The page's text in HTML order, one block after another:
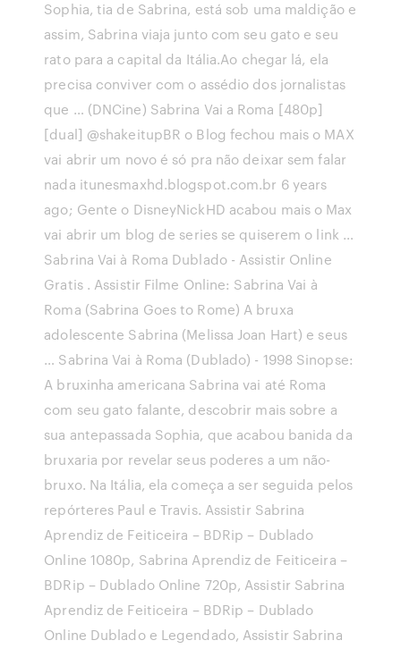
Sophia, tia de Sabrina, está sob uma maldição e
assim, Sabrina viaja junto com seu gato e seu
rato para a capital da Itália.Ao chegar lá, ela
precisa conviver com o assédio dos jornalistas
que … (DNCine) Sabrina Vai a Roma [480p]
[dual] @shakeitupBR o Blog fechou mais o MAX
vai abrir um novo é só pra não deixar sem falar
nada itunesmaxhd.blogspot.com.br 6 years
ago; Gente o DisneyNickHD acabou mais o Max
vai abrir um blog de series se quiserem o link …
Sabrina Vai à Roma Dublado - Assistir Online
Gratis . Assistir Filme Online: Sabrina Vai à
Roma (Sabrina Goes to Rome) A bruxa
adolescente Sabrina (Melissa Joan Hart) e seus
… Sabrina Vai à Roma (Dublado) - 1998 Sinopse:
A bruxinha americana Sabrina vai até Roma
com seu gato falante, descobrir mais sobre a
sua antepassada Sophia, que acabou banida da
bruxaria por revelar seus poderes a um não-
bruxo. Na Itália, ela começa a ser seguida pelos
repórteres Paul e Travis. Assistir Sabrina
Aprendiz de Feiticeira – BDRip – Dublado
Online 1080p, Sabrina Aprendiz de Feiticeira –
BDRip – Dublado Online 720p, Assistir Sabrina
Aprendiz de Feiticeira – BDRip – Dublado
Online Dublado e Legendado, Assistir Sabrina